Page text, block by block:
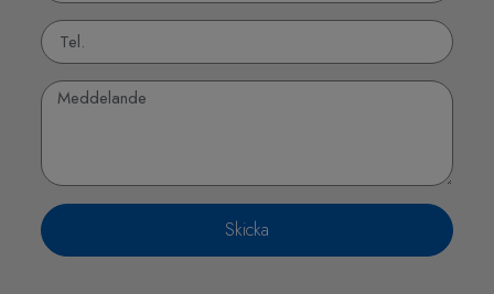
Skicka